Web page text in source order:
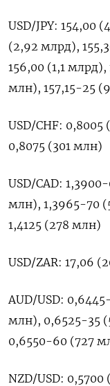
USD/JPY: 154,00
(2,92 млрд),
156,00 (1,1
млн), 157,15-25
USD/CHF:
0,8075 (301 млн)
USD/CAD:
млн), 1,3965-70
1,4125 (278 млн)
USD/ZAR: 17,06
AUD/USD:
млн), 0,6525-35
0,6550-60 (727
NZD/USD: